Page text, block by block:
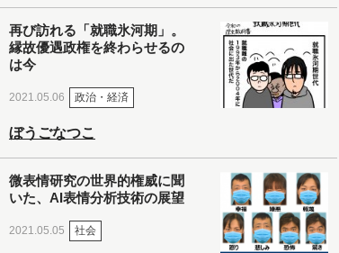
再び訪れる「就職氷河期」。
縁故優遇政権を終わらせるの
は今
2021.05.06 政治・経済
ぼうごなつこ
微表情研究の世界的権威に聞
いた、AI表情分析技術の展望
2021.05.05 社会